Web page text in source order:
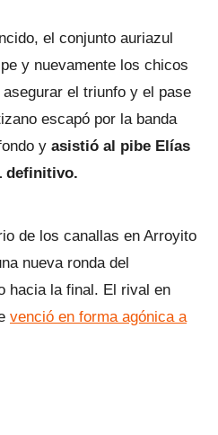
el conjunto auriazul
y nuevamente los chicos
el triunfo y el pase
escapó por la banda
y asistió al pibe Elías
definitivo.
de los canallas en Arroyito
nueva ronda del
hacia la final. El rival en
venció en forma agónica a